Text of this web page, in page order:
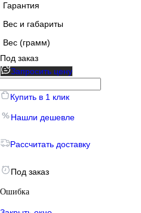
Гарантия
Вес и габариты
Вес (грамм)
Под заказ
Запросить цену
Купить в 1 клик
Нашли дешевле
Рассчитать доставку
Под заказ
Ошибка